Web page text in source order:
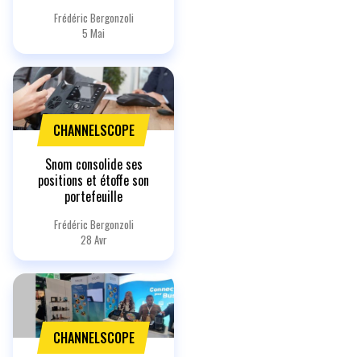
Frédéric Bergonzoli
5 Mai
CHANNELSCOPE
Snom consolide ses
positions et étoffe son
portefeuille
Frédéric Bergonzoli
28 Avr
CHANNELSCOPE